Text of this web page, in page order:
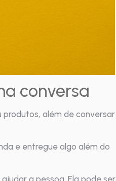
conversa
produtos, além de conversar
e entregue algo além do
a pessoa. Ela pode ser